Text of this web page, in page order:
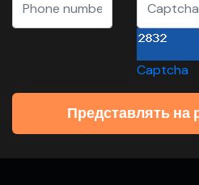
Captcha
Представлять на